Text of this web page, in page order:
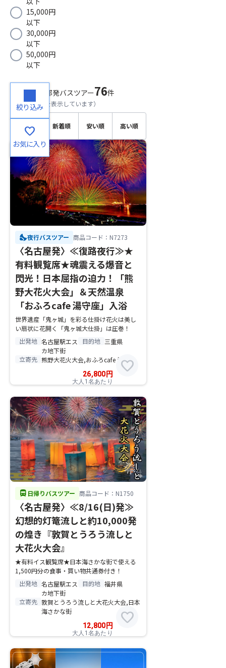
15,000円
以下
30,000円
以下
50,000円
以下
絞り込み
favorite
お気に入り
検索結果 中部発バスツアー76件
1～20件目を表示しています）
おすす
め順
新着順 安い順 高い順
nights_stay夜行バスツアー 商品コード：N7273
〈名古屋発〉≪復路夜行≫★
有料観覧席★魂震える爆音と
閃光！日本屈指の迫力！「熊
野大花火大会」＆天然温泉
「おふろcafe 湯守座」入浴
世界遺産「鬼ヶ城」を彩る仕掛け花火は美し
い扇状に花開く「鬼ヶ城大仕掛」は圧巻！
出発地 名古屋駅エス
カ地下街
目的地 三重県
立寄先 熊野大花火大会,おふろcafe 湯守座
26,800円
大人1名あたり
favorite
directions_bus 日帰りバスツアー 商品コード：N1750
〈名古屋発〉≪8/16(日)発≫
幻想的灯篭流しと約10,000発
の煌き『敦賀とうろう流しと
大花火大会』
★有料イス観覧席★日本海さかな街で使える
1,500円分の食事・買い物共通券付き！
出発地 名古屋駅エス
カ地下街
目的地 福井県
立寄先 敦賀とうろう流しと大花火大会,日本
海さかな街
12,800 円
大人1名あたり
favorite